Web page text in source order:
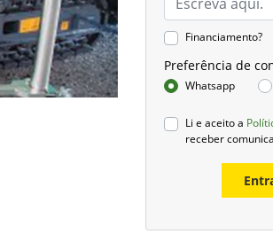
Financiamento?
Preferência de
Whatsapp
Li e aceito a
receber